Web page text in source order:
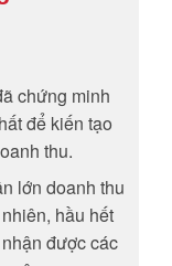
chứng minh
để kiến tạo
thu.
lớn doanh thu
hầu hết
được các